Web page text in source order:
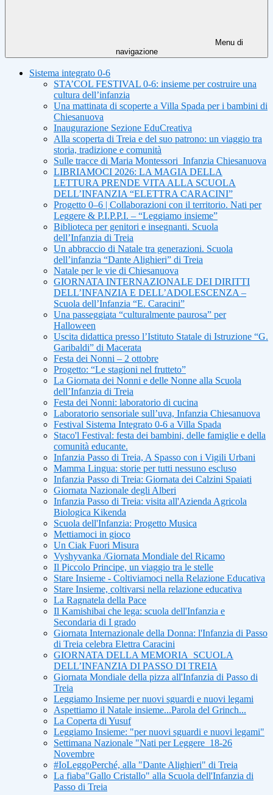
Menu di
navigazione
Sistema integrato 0-6
STA’COL FESTIVAL 0-6: insieme per costruire una
cultura dell’infanzia
Una mattinata di scoperte a Villa Spada per i bambini di
Chiesanuova
Inaugurazione Sezione EduCreativa
Alla scoperta di Treia e del suo patrono: un viaggio tra
storia, tradizione e comunità
Sulle tracce di Maria Montessori_Infanzia Chiesanuova
LIBRIAMOCI 2026: LA MAGIA DELLA
LETTURA PRENDE VITA ALLA SCUOLA
DELL’INFANZIA “ELETTRA CARACINI”
Progetto 0–6 | Collaborazioni con il territorio. Nati per
Leggere & P.I.P.P.I. – “Leggiamo insieme”
Biblioteca per genitori e insegnanti. Scuola
dell’Infanzia di Treia
Un abbraccio di Natale tra generazioni. Scuola
dell’infanzia “Dante Alighieri” di Treia
Natale per le vie di Chiesanuova
GIORNATA INTERNAZIONALE DEI DIRITTI
DELL’INFANZIA E DELL’ADOLESCENZA –
Scuola dell’Infanzia “E. Caracini”
Una passeggiata “culturalmente paurosa” per
Halloween
Uscita didattica presso l’Istituto Statale di Istruzione “G.
Garibaldi” di Macerata
Festa dei Nonni – 2 ottobre
Progetto: “Le stagioni nel frutteto”
La Giornata dei Nonni e delle Nonne alla Scuola
dell’Infanzia di Treia
Festa dei Nonni: laboratorio di cucina
Laboratorio sensoriale sull’uva, Infanzia Chiesanuova
Festival Sistema Integrato 0-6 a Villa Spada
Staco'l Festival: festa dei bambini, delle famiglie e della
comunità educante.
Infanzia Passo di Treia, A Spasso con i Vigili Urbani
Mamma Lingua: storie per tutti nessuno escluso
Infanzia Passo di Treia: Giornata dei Calzini Spaiati
Giornata Nazionale degli Alberi
Infanzia Passo di Treia: visita all'Azienda Agricola
Biologica Kikenda
Scuola dell'Infanzia: Progetto Musica
Mettiamoci in gioco
Un Ciak Fuori Misura
Vyshyvanka /Giornata Mondiale del Ricamo
Il Piccolo Principe, un viaggio tra le stelle
Stare Insieme - Coltiviamoci nella Relazione Educativa
Stare Insieme, coltivarsi nella relazione educativa
La Ragnatela della Pace
Il Kamishibai che lega: scuola dell'Infanzia e
Secondaria di I grado
Giornata Internazionale della Donna: l'Infanzia di Passo
di Treia celebra Elettra Caracini
GIORNATA DELLA MEMORIA_SCUOLA
DELL’INFANZIA DI PASSO DI TREIA
Giornata Mondiale della pizza all'Infanzia di Passo di
Treia
Leggiamo Insieme per nuovi sguardi e nuovi legami
Aspettiamo il Natale insieme...Parola del Grinch...
La Coperta di Yusuf
Leggiamo Insieme: "per nuovi sguardi e nuovi legami"
Settimana Nazionale "Nati per Leggere_18-26
Novembre
#IoLeggoPerché, alla "Dante Alighieri" di Treia
La fiaba"Gallo Cristallo" alla Scuola dell'Infanzia di
Passo di Treia